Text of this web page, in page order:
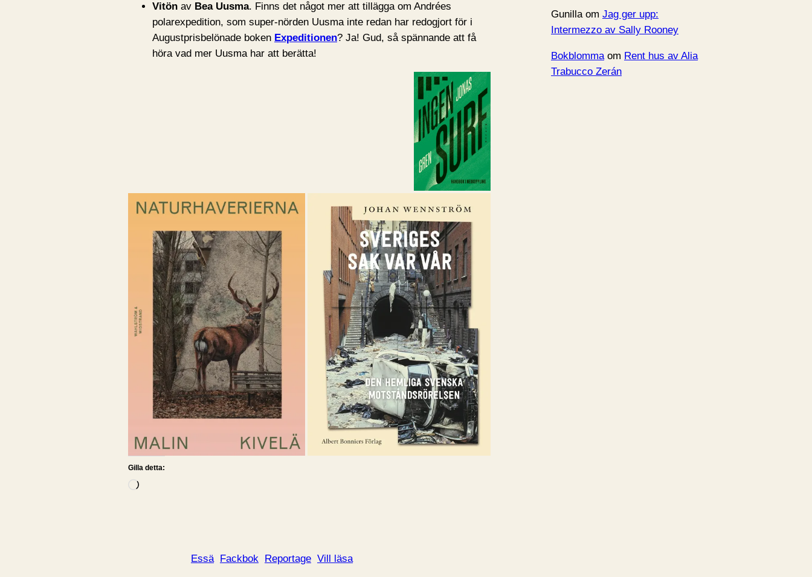
Vitön av Bea Uusma. Finns det något mer att tillägga om Andrées
polarexpedition, som super-nörden Uusma inte redan har redogjort för i
Augustprisbelönade boken Expeditionen? Ja! Gud, så spännande att få
höra vad mer Uusma har att berätta!
Gilla detta:
L
Essä Fackbok Reportage Vill läsa
Gunillaom Jag ger upp:
Intermezzo av Sally Rooney
Bokblommaom Rent hus av Alia
Trabucco Zerán